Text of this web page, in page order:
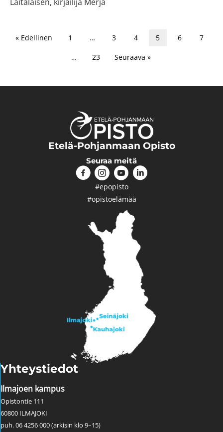
« Edellinen 1 … 3 4 5 6 7
… 23 Seuraava »
Etelä-Pohjanmaan Opisto
Seuraa meitä
#epopisto
#opistoelämää
Yhteystiedot
Ilmajoen kampus
Opistontie 111
60800 ILMAJOKI
puh. 06 4256 000 (arkisin klo 9–15)